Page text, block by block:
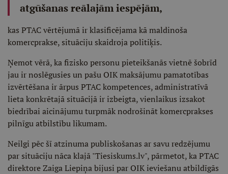
atgūšanas reālajām iespējām,
kas PTAC vērtējumā ir klasificējama kā maldinoša
komercprakse, situāciju skaidroja politiķis.
Ņemot vērā, ka fizisko personu pieteikšanās vietnē šobrīd
jau ir noslēgusies un pašu OIK maksājumu pamatotības
izvērtēšana ir ārpus PTAC kompetences, administratīvā
lieta konkrētajā situācijā ir izbeigta, vienlaikus izsakot
biedrībai aicinājumu turpmāk nodrošināt komercprakses
pilnīgu atbilstību likumam.
Neilgi pēc šī atzinuma publiskošanas ar savu redzējumu
par situāciju nāca klajā "Tiesiskums.lv", pārmetot, ka PTAC
direktore Zaiga Liepiņa bijusi par OIK ieviešanu atbildīgās